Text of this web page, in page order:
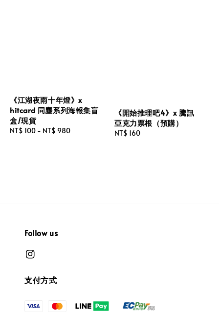
《江湖夜雨十年燈》x
hitcard 同塵系列海報集盲
盒/現貨
Regular
NT$ 100 - NT$ 980
《開始推理吧4》x 騰訊
亞克力票根（預購）
Regular
NT$ 160
Follow us
支付方式